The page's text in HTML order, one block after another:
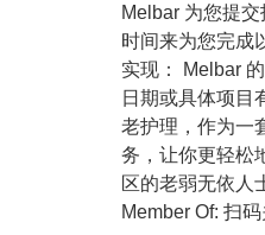
Melbar 为您提
时间来为您完成
实现： Melbar
日期或具体项目
老护理，作为一
务，让你更轻松
区的老弱无依人
Member Of: 扫